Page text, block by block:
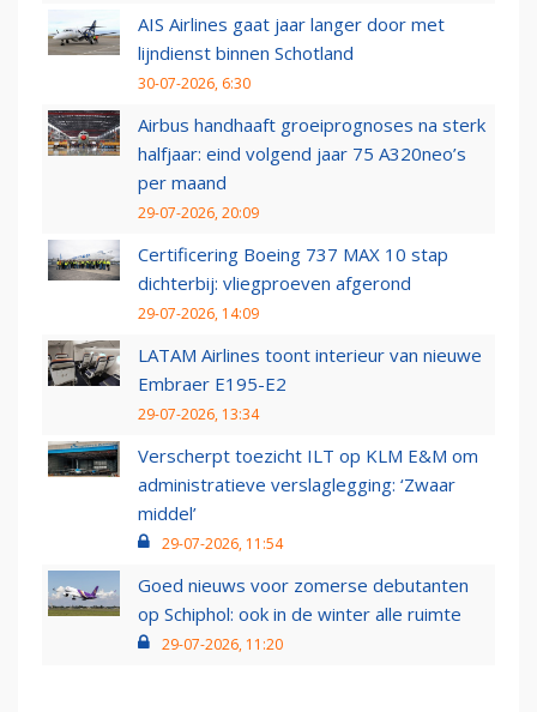
AIS Airlines gaat jaar langer door met
lijndienst binnen Schotland
30-07-2026, 6:30
Airbus handhaaft groeiprognoses na sterk
halfjaar: eind volgend jaar 75 A320neo’s
per maand
29-07-2026, 20:09
Certificering Boeing 737 MAX 10 stap
dichterbij: vliegproeven afgerond
29-07-2026, 14:09
LATAM Airlines toont interieur van nieuwe
Embraer E195-E2
29-07-2026, 13:34
Verscherpt toezicht ILT op KLM E&M om
administratieve verslaglegging: ‘Zwaar
middel’
29-07-2026, 11:54
Goed nieuws voor zomerse debutanten
op Schiphol: ook in de winter alle ruimte
29-07-2026, 11:20